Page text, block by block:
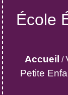
École
Accueil /
Petite